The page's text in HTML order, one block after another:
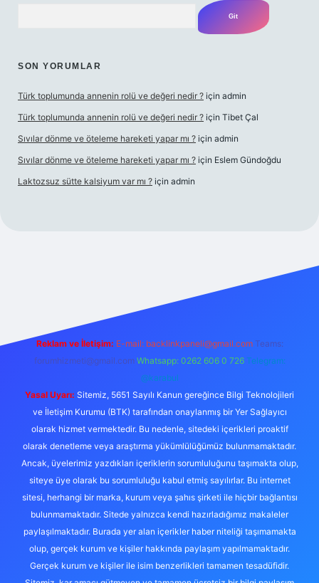
SON YORUMLAR
Türk toplumunda annenin rolü ve değeri nedir ? için admin
Türk toplumunda annenin rolü ve değeri nedir ? için Tibet Çal
Sıvılar dönme ve öteleme hareketi yapar mı ? için admin
Sıvılar dönme ve öteleme hareketi yapar mı ? için Eslem Gündoğdu
Laktozsuz sütte kalsiyum var mı ? için admin
Reklam ve İletişim: E-mail: backlinkpaneli@gmail.com Teams:
forumhizmeti@gmail.com Whatsapp: 0262 606 0 726 Telegram:
@karabul
Yasal Uyarı: Sitemiz, 5651 Sayılı Kanun gereğince Bilgi Teknolojileri
ve İletişim Kurumu (BTK) tarafından onaylanmış bir Yer Sağlayıcı
olarak hizmet vermektedir. Bu nedenle, sitedeki içerikleri proaktif
olarak denetleme veya araştırma yükümlülüğümüz bulunmamaktadır.
Ancak, üyelerimiz yazdıkları içeriklerin sorumluluğunu taşımakta olup,
siteye üye olarak bu sorumluluğu kabul etmiş sayılırlar. Bu internet
sitesi, herhangi bir marka, kurum veya şahıs şirketi ile hiçbir bağlantısı
bulunmamaktadır. Sitede yalnızca kendi hazırladığımız makaleler
paylaşılmaktadır. Burada yer alan içerikler haber niteliği taşımamakta
olup, gerçek kurum ve kişiler hakkında paylaşım yapılmamaktadır.
Gerçek kurum ve kişiler ile isim benzerlikleri tamamen tesadüfidir.